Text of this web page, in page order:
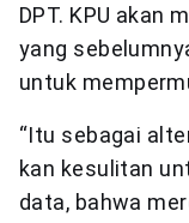
DPT. KPU akan
yang
untuk
“Itu sebagai
kan kesulitan
data, bahwa